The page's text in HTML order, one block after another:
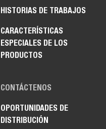
HISTORIAS DE TRABAJOS
CARACTERÍSTICAS
ESPECIALES DE LOS
PRODUCTOS
CONTÁCTENOS
OPORTUNIDADES DE
DISTRIBUCIÓN